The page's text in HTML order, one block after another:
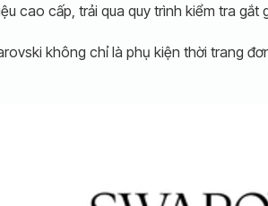
cao cấp, trải qua quy trình kiểm tra
không chỉ là phụ kiện thời trang